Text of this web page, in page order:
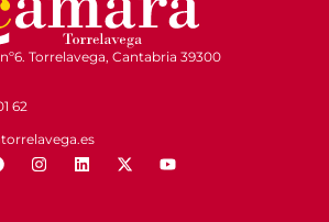
Torrelavega, Cantabria 39300
62